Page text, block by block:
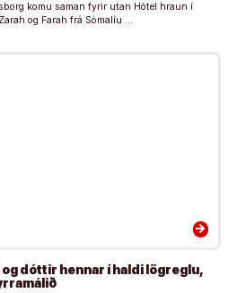
komu saman fyrir utan Hótel hraun í
og Farah frá Sómalíu …
arrow_forward
dóttir hennar í haldi lögreglu,